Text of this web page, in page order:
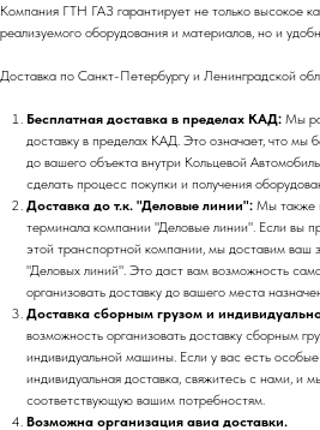
Компания ГТН ГАЗ гарантирует не только высокое
реализуемого оборудования и материалов, но и
Доставка по Санкт-Петербургу и Ленинградской
Бесплатная доставка в пределах КАД: Мы
доставку в пределах КАД. Это означает, что мы
до вашего объекта внутри Кольцевой
сделать процесс покупки и получения
Доставка до т.к. "Деловые линии": Мы также
терминала компании "Деловые линии". Если вы
этой транспортной компании, мы доставим ваш
"Деловых линий". Это даст вам возможность
организовать доставку до вашего места
Доставка сборным грузом и
возможность организовать доставку сборным
индивидуальной машины. Если у вас есть
индивидуальная доставка, свяжитесь с нами, и
соответствующую вашим потребностям.
Возможна организация авиа доставки.